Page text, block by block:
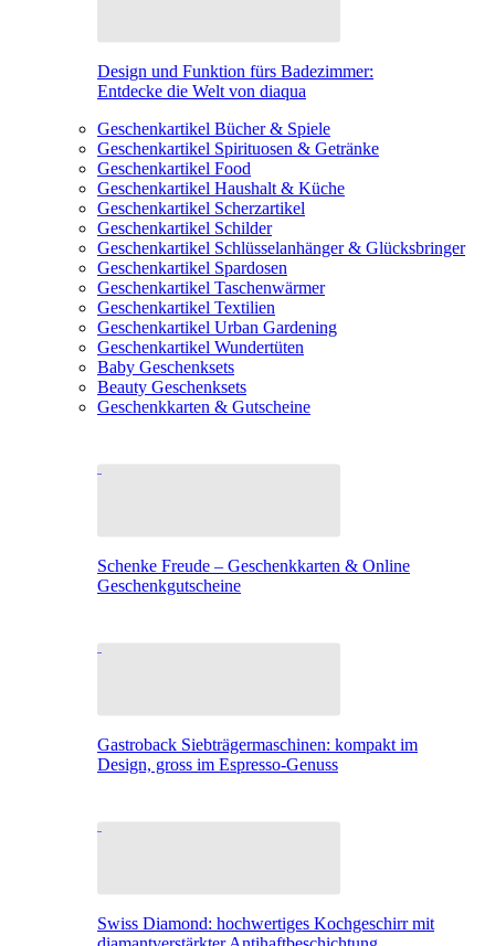
Design und Funktion fürs Badezimmer:
Entdecke die Welt von diaqua
Geschenkartikel Bücher & Spiele
Geschenkartikel Spirituosen & Getränke
Geschenkartikel Food
Geschenkartikel Haushalt & Küche
Geschenkartikel Scherzartikel
Geschenkartikel Schilder
Geschenkartikel Schlüsselanhänger & Glücksbringer
Geschenkartikel Spardosen
Geschenkartikel Taschenwärmer
Geschenkartikel Textilien
Geschenkartikel Urban Gardening
Geschenkartikel Wundertüten
Baby Geschenksets
Beauty Geschenksets
Geschenkkarten & Gutscheine
Schenke Freude – Geschenkkarten & Online
Geschenkgutscheine
Gastroback Siebträgermaschinen: kompakt im
Design, gross im Espresso-Genuss
Swiss Diamond: hochwertiges Kochgeschirr mit